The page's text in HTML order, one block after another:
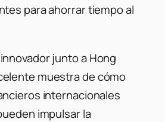
para ahorrar tiempo al
junto a Hong
muestra de cómo
internacionales
impulsar la